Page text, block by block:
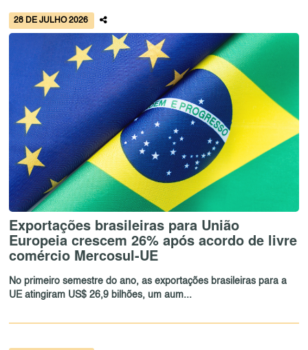
28 DE JULHO 2026
Exportações brasileiras para União
Europeia crescem 26% após acordo de livre
comércio Mercosul-UE
No primeiro semestre do ano, as exportações brasileiras para a
UE atingiram US$ 26,9 bilhões, um aum...